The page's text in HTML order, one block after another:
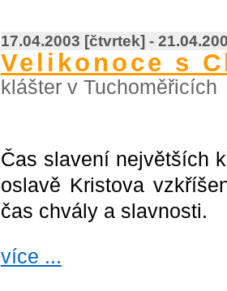
17.04.2003 [čtvrtek] -
Velikonoce s
klášter v Tuchoměřicích
Čas slavení největších
oslavě Kristova
čas chvály a slavnosti.
více ...